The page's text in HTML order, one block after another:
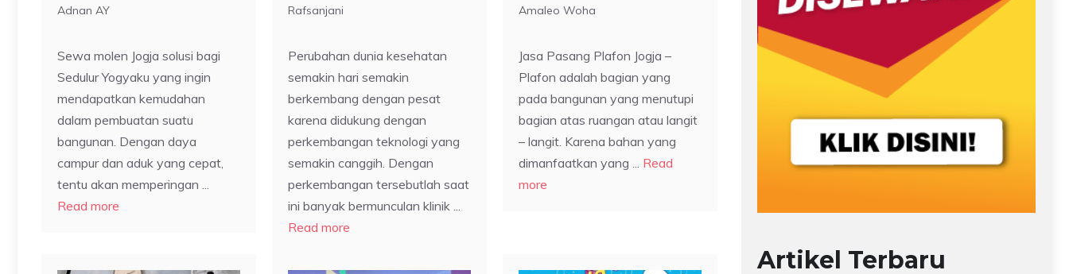
Adnan AY
Sewa molen Jogja solusi bagi
Sedulur Yogyaku yang ingin
mendapatkan kemudahan
dalam pembuatan suatu
bangunan. Dengan daya
campur dan aduk yang cepat,
tentu akan memperingan ...
Read more
Rafsanjani
Perubahan dunia kesehatan
semakin hari semakin
berkembang dengan pesat
karena didukung dengan
perkembangan teknologi yang
semakin canggih. Dengan
perkembangan tersebutlah saat
ini banyak bermunculan klinik ...
Read more
Amaleo Woha
Jasa Pasang Plafon Jogja –
Plafon adalah bagian yang
pada bangunan yang menutupi
bagian atas ruangan atau langit
– langit. Karena bahan yang
dimanfaatkan yang ... Read
more
Artikel Terbaru